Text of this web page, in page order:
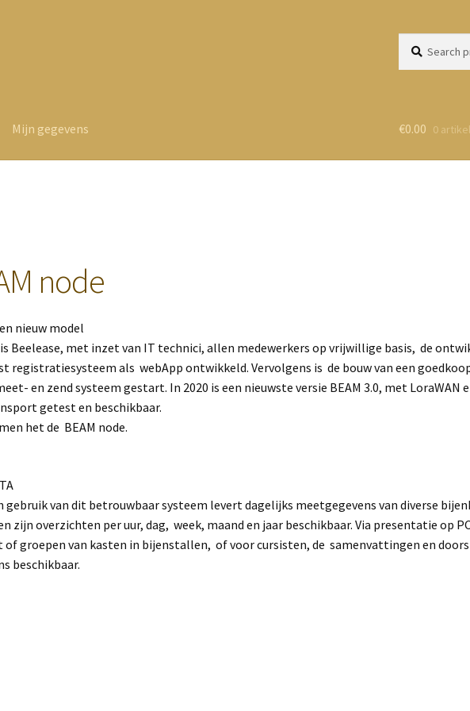
voor:
Mijn gegevens €0.00 0
node
nieuw model
is Beelease, met inzet van IT technici, allen medewerkers op vrijwillige basis, de
registratiesysteem als webApp ontwikkeld. Vervolgens is de bouw van een
en zend systeem gestart. In 2020 is een nieuwste versie BEAM 3.0, met LoraWAN
getest en beschikbaar.
het de BEAM node.
gebruik van dit betrouwbaar systeem levert dagelijks meetgegevens van diverse
zijn overzichten per uur, dag, week, maand en jaar beschikbaar. Via presentatie op
of groepen van kasten in bijenstallen, of voor cursisten, de samenvattingen en
beschikbaar.